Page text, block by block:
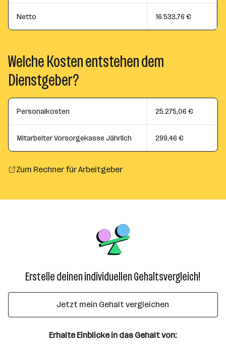
Netto 16.533,76 €
Welche Kosten entstehen dem
Dienstgeber?
Personalkosten 25.275,06 €
Mitarbeiter Vorsorgekasse Jährlich 299,46 €
Zum Rechner für Arbeitgeber
Erstelle deinen individuellen Gehaltsvergleich!
Jetzt mein Gehalt vergleichen
Erhalte Einblicke in das Gehalt von: